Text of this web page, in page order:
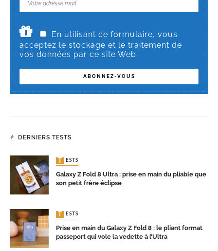
En utilisant ce formulaire, vous
acceptez le stockage et le traitement de
vos données par ce site Web.
DERNIERS TESTS
TESTS
Galaxy Z Fold 8 Ultra : prise en main du pliable que
son petit frère éclipse
TESTS
Prise en main du Galaxy Z Fold 8 : le pliant format
passeport qui vole la vedette à l’Ultra